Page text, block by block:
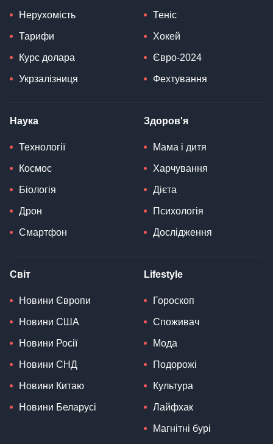
Нерухомість
Тарифи
Курс долара
Укрзалізниця
Теніс
Хокей
Євро-2024
Фехтування
Наука
Технології
Космос
Біологія
Дрон
Смартфон
Здоров'я
Мама і дитя
Харчування
Дієта
Психологія
Дослідження
Світ
Новини Європи
Новини США
Новини Росії
Новини СНД
Новини Китаю
Новини Беларусі
Lifestyle
Гороскоп
Споживач
Мода
Подорожі
Культура
Лайфхак
Магнітні бурі